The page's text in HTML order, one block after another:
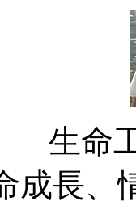
生命
成長、